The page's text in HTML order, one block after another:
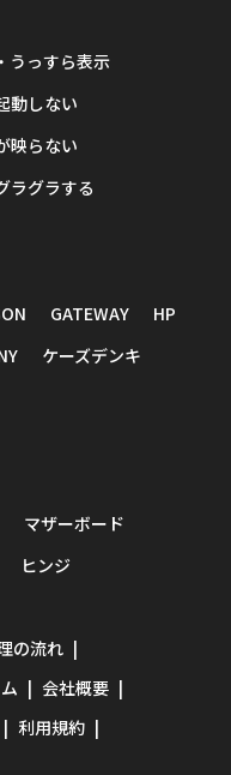
うっすら表示
動しない
映らない
ラグラする
GATEWAY
HP
ケーズデンキ
マザーボード
ヒンジ
の流れ
会社概要
利用規約